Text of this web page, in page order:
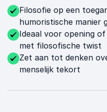
Filosofie op een
humoristische manier
Ideaal voor opening
met filosofische twist
Zet aan tot denken
menselijk tekort